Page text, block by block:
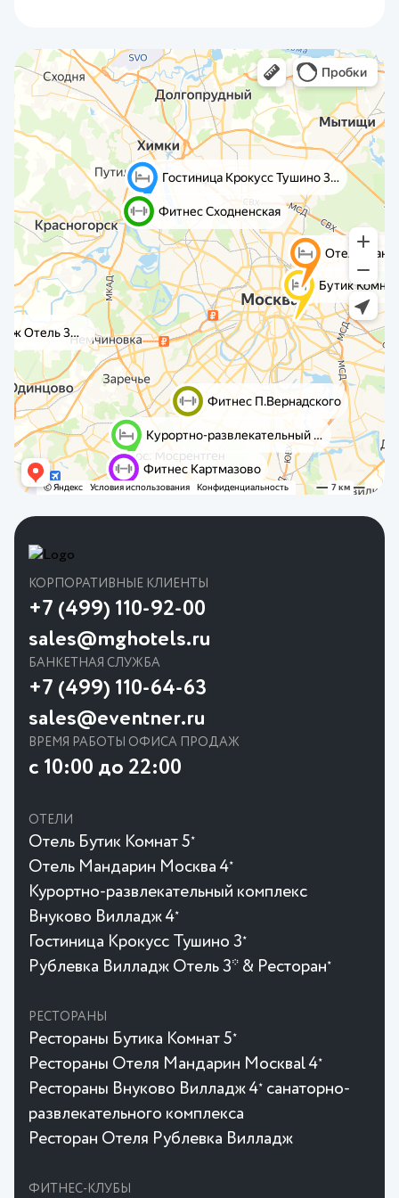
КОРПОРАТИВНЫЕ КЛИЕНТЫ
+7 (499) 110-92-00
sales@mghotels.ru
БАНКЕТНАЯ СЛУЖБА
+7 (499) 110-64-63
sales@eventner.ru
ВРЕМЯ РАБОТЫ ОФИСА ПРОДАЖ
с 10:00 до 22:00
ОТЕЛИ
Отель Бутик Комнат 5★
Отель Мандарин Москва 4★
Курортно-развлекательный комплекс
Внуково Вилладж 4★
Гостиница Крокусc Тушино 3★
Рублевка Вилладж Отель 3* & Ресторан★
РЕСТОРАНЫ
Рестораны Бутика Комнат 5★
Рестораны Отеля Мандарин Москваl 4★
Рестораны Внуково Вилладж 4★
санаторно-
развлекательного комплекса
Ресторан Отеля Рублевка Вилладж
ФИТНЕС-КЛУБЫ